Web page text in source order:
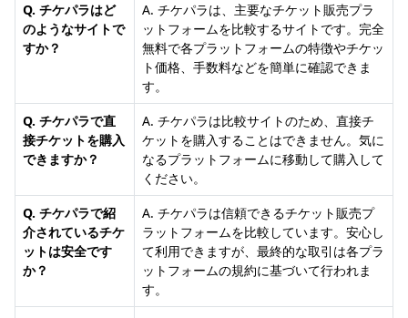
Q. チケパラはど
のようなサイトで
すか？
A. チケパラは、主要なチケット販売プラ
ットフォームを比較するサイトです。完全
無料で各プラットフォームの特徴やチケッ
ト価格、手数料などを簡単に確認できま
す。
Q. チケパラで直
接チケットを購入
できますか？
A. チケパラは比較サイトのため、直接チ
ケットを購入することはできません。気に
なるプラットフォームに移動して購入して
ください。
Q. チケパラで紹
介されているチケ
ットは安全です
か？
A. チケパラは信頼できるチケット販売プ
ラットフォームを比較しています。安心し
て利用できますが、最終的な取引は各プラ
ットフォームの規約に基づいて行われま
す。